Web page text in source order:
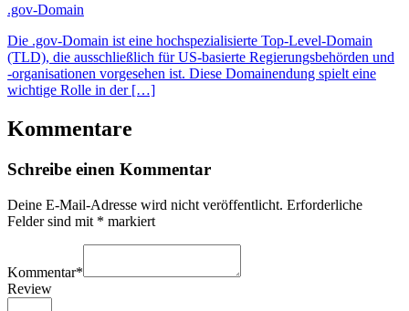
.gov-Domain
Die .gov-Domain ist eine hochspezialisierte Top-Level-Domain
(TLD), die ausschließlich für US-basierte Regierungsbehörden und
-organisationen vorgesehen ist. Diese Domainendung spielt eine
wichtige Rolle in der […]
Kommentare
Schreibe einen Kommentar
Deine E-Mail-Adresse wird nicht veröffentlicht. Erforderliche
Felder sind mit * markiert
Kommentar*
Review